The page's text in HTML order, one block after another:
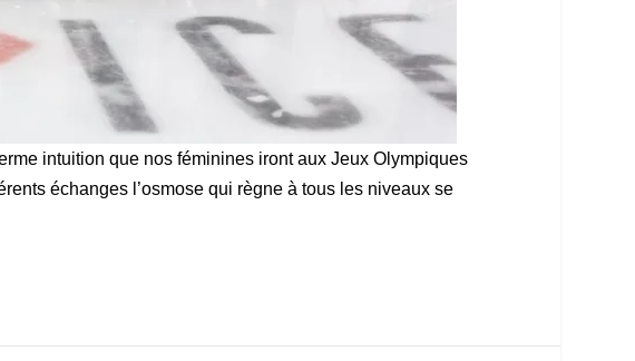
intuition que nos féminines iront aux Jeux Olympiques
échanges l’osmose qui règne à tous les niveaux se